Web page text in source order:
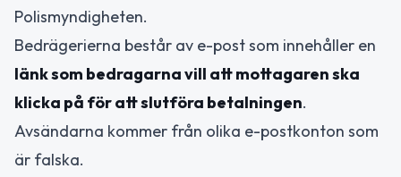
Polismyndigheten.
Bedrägerierna består av e-post som innehåller en
länk som bedragarna vill att mottagaren ska
klicka på för att slutföra betalningen.
Avsändarna kommer från olika e-postkonton som
är falska.